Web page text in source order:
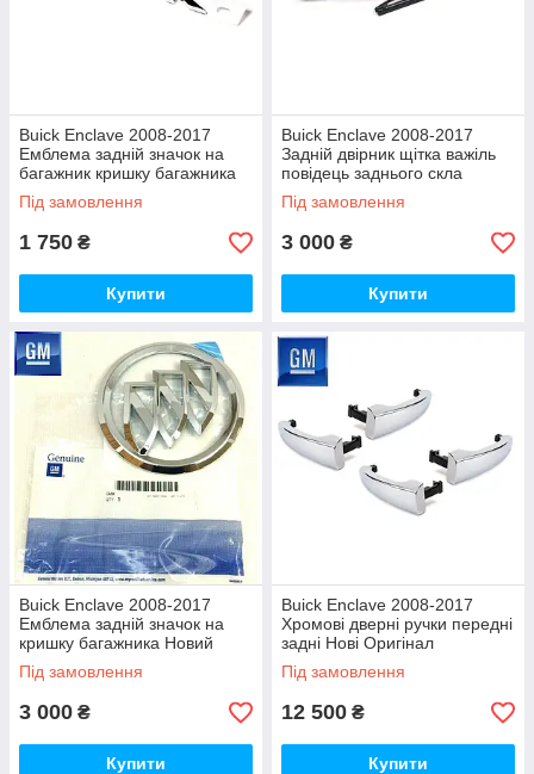
Buick Enclave 2008-2017
Емблема задній значок на
багажник кришку багажника
Нова Оригінал
Під замовлення
1 750 ₴
Купити
Buick Enclave 2008-2017
Задній двірник щітка важіль
повідець заднього скла
Новий Оригінал
Під замовлення
3 000 ₴
Купити
Buick Enclave 2008-2017
Емблема задній значок на
кришку багажника Новий
Оригінал
Під замовлення
3 000 ₴
Купити
Buick Enclave 2008-2017
Хромові дверні ручки передні
задні Нові Оригінал
Під замовлення
12 500 ₴
Купити